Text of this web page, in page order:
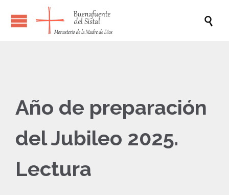

Año de preparación
del Jubileo 2025.
Lectura